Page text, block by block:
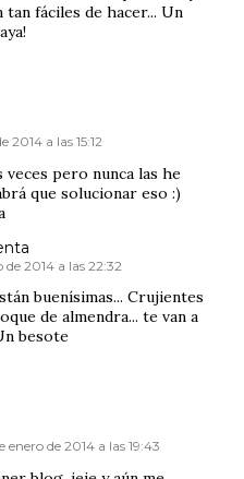
tan fáciles de hacer... Un
2014 a las 15:12
veces pero nunca las he
que solucionar eso :)
de 2014 a las 22:32
buenísimas... Crujientes
de almendra... te van a
besote
enero de 2014 a las 19:43